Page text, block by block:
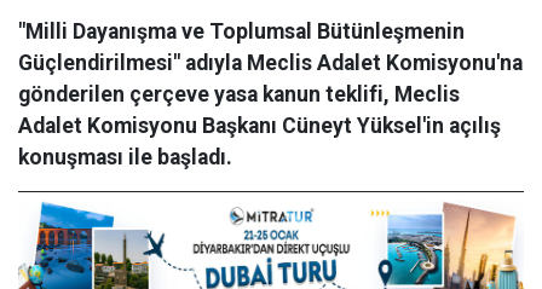
"Milli Dayanışma ve Toplumsal Bütünleşmenin
Güçlendirilmesi" adıyla Meclis Adalet Komisyonu'na
gönderilen çerçeve yasa kanun teklifi, Meclis
Adalet Komisyonu Başkanı Cüneyt Yüksel'in açılış
konuşması ile başladı.